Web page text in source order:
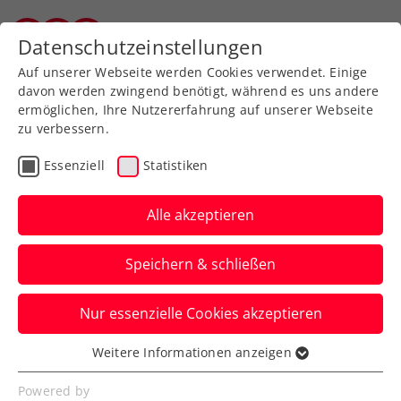
Zurück zur Newsübersicht
Turniere
Peugeot Race to Generali
Open in TC Dornbirn
abgeschlossen
Nur etwas konnte der Regen am Samstag
den Spaß beim Peugeot Race to Generali
Open TC Dornbirn...
Verfasst von: Gerhard Nenning, 24.08.2020
Datenschutzeinstellungen
Auf unserer Webseite werden Cookies verwendet. Einige
davon werden zwingend benötigt, während es uns andere
ermöglichen, Ihre Nutzererfahrung auf unserer Webseite
zu verbessern.
Essenziell Statistiken
Alle akzeptieren
Speichern & schließen
Nur essenzielle Cookies akzeptieren
Essenziell
Essenzielle Cookies werden für grundlegende
Weitere Informationen anzeigen
Powered by